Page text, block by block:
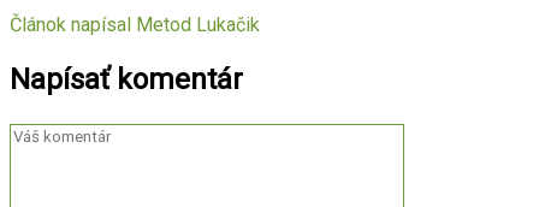
Článok napísal Metod Lukačik
Napísať komentár